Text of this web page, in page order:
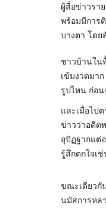
ผู้สื่อข่าวรา
พร้อมมีการ
บางตา โดย
ชาวบ้านใน
เข้มงวดมา
รูปไหน ก่อ
และเมื่อไป
ข่าวว่าอดีต
อุปัฏฐากแต่
รู้สึกตกใจเ
ขณะเดียวกั
นมัสการหล